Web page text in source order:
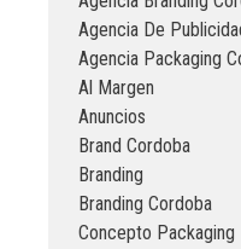
Agencia De
Agencia Packaging
Al Margen
Anuncios
Brand Cordoba
Branding
Branding Cordoba
Concepto Packaging